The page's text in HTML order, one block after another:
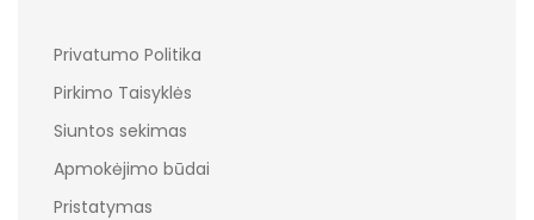
Privatumo Politika
Pirkimo Taisyklės
Siuntos sekimas
Apmokėjimo būdai
Pristatymas